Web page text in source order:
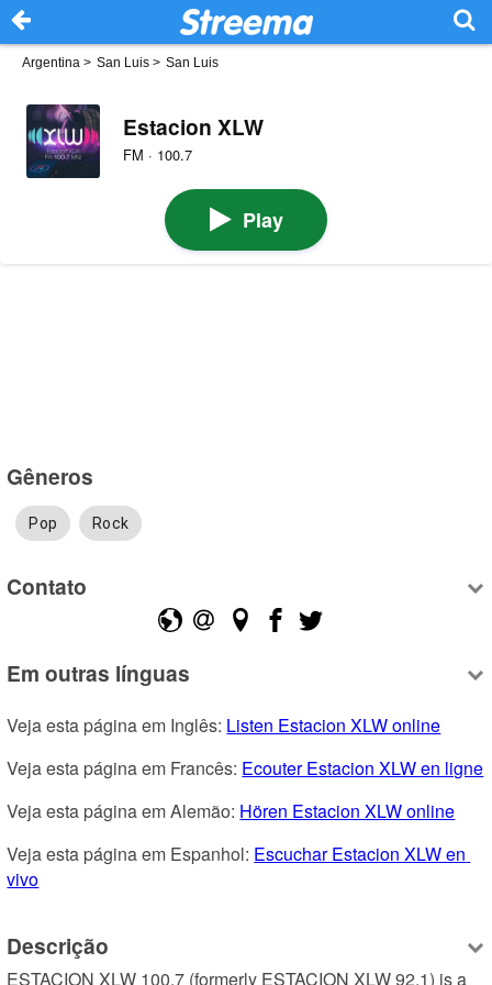
Argentina > San Luis > San Luis
Estacion XLW
FM · 100.7
Play
Gêneros
Pop Rock
Contato
Em outras línguas
Veja esta página em Inglês: Listen Estacion XLW online
Veja esta página em Francês: Ecouter Estacion XLW en ligne
Veja esta página em Alemão: Hören Estacion XLW online
Veja esta página em Espanhol: Escuchar Estacion XLW en
vivo
Descrição
ESTACION XLW 100.7 (formerly ESTACION XLW 92.1) is a